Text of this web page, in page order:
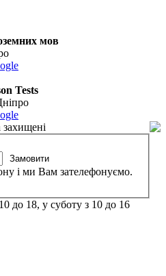
мов
Tests
Замовити
і ми Вам зателефонуємо.
до 18, у суботу з 10 до 16